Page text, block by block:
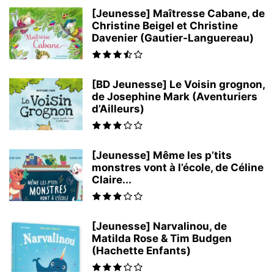
[Jeunesse] Maîtresse Cabane, de
Christine Beigel et Christine
Davenier (Gautier-Languereau)
[BD Jeunesse] Le Voisin grognon,
de Josephine Mark (Aventuriers
d’Ailleurs)
[Jeunesse] Même les p’tits
monstres vont à l’école, de Céline
Claire...
[Jeunesse] Narvalinou, de
Matilda Rose & Tim Budgen
(Hachette Enfants)